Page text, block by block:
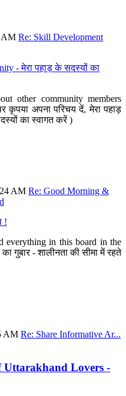
AM Re: Skill Development
- मेरा पहाड़ के सदस्यों का
other community members
कृपया अपना परिचय दें, मेरा पहाड़
का स्वागत करें )
AM Re: Good Morning &
!
everything in this board in the
गुबार - शालीनता की सीमा में रहते
AM Re: Share Informative Ar...
Lovers -